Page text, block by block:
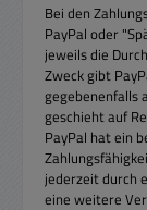
Bei den
PayPal oder
jeweils die
Zweck gibt
gegebenenfalls
geschieht auf
PayPal hat ein
jederzeit durch
eine weitere